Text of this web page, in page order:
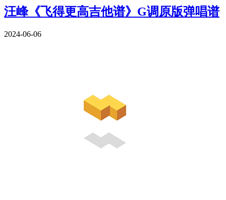
汪峰《飞得更高吉他谱》G调原版弹唱谱
2024-06-06